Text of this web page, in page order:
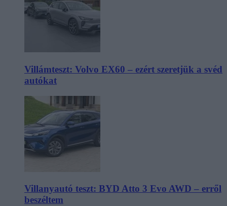
Villámteszt: Volvo EX60 – ezért szeretjük a svéd
autókat
Villanyautó teszt: BYD Atto 3 Evo AWD – erről
beszéltem